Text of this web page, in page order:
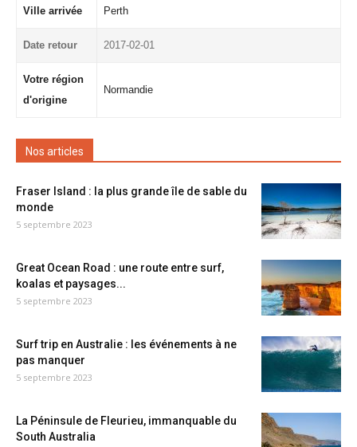
Ville arrivée Perth
Date retour 2017-02-01
Votre région
d'origine
Normandie
Nos articles
Fraser Island : la plus grande île de sable du
monde
5 septembre 2023
Great Ocean Road : une route entre surf,
koalas et paysages...
5 septembre 2023
Surf trip en Australie : les événements à ne
pas manquer
5 septembre 2023
La Péninsule de Fleurieu, immanquable du
South Australia